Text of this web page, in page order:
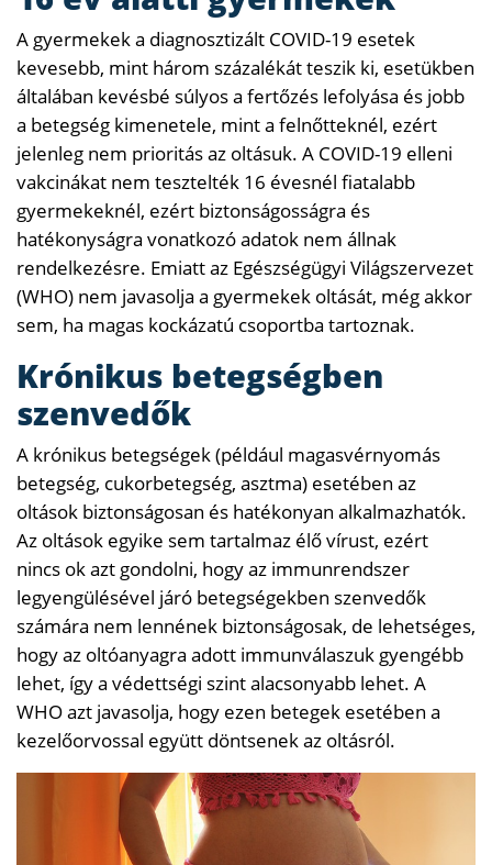
A gyermekek a diagnosztizált COVID-19 esetek
kevesebb, mint három százalékát teszik ki, esetükben
általában kevésbé súlyos a fertőzés lefolyása és jobb
a betegség kimenetele, mint a felnőtteknél, ezért
jelenleg nem prioritás az oltásuk. A COVID-19 elleni
vakcinákat nem tesztelték 16 évesnél fiatalabb
gyermekeknél, ezért biztonságosságra és
hatékonyságra vonatkozó adatok nem állnak
rendelkezésre. Emiatt az Egészségügyi Világszervezet
(WHO) nem javasolja a gyermekek oltását, még akkor
sem, ha magas kockázatú csoportba tartoznak.
Krónikus betegségben
szenvedők
A krónikus betegségek (például magasvérnyomás
betegség, cukorbetegség, asztma) esetében az
oltások biztonságosan és hatékonyan alkalmazhatók.
Az oltások egyike sem tartalmaz élő vírust, ezért
nincs ok azt gondolni, hogy az immunrendszer
legyengülésével járó betegségekben szenvedők
számára nem lennének biztonságosak, de lehetséges,
hogy az oltóanyagra adott immunválaszuk gyengébb
lehet, így a védettségi szint alacsonyabb lehet. A
WHO azt javasolja, hogy ezen betegek esetében a
kezelőorvossal együtt döntsenek az oltásról.